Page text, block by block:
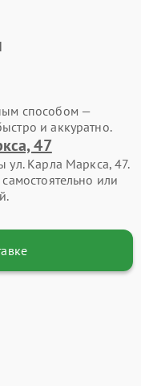
способом —
и аккуратно.
47
ул. Карла Маркса, 47.
или